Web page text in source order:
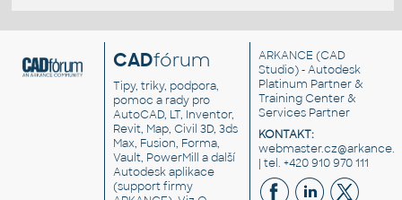
CADfórum
Tipy, triky, podpora,
pomoc a rady pro
AutoCAD, LT, Inventor,
Revit, Map, Civil 3D, 3ds
Max, Fusion, Forma,
Vault, PowerMill a další
Autodesk aplikace
(support firmy
ARKANCE (CAD
Studio) - Autodesk
Platinum Partner &
Training Center &
Services Partner
KONTAKT:
| tel. +420 910 970 111